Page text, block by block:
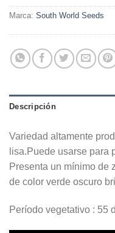
Marca: South World Seeds
Descripción
Variedad altamente
lisa.Puede usarse para
Presenta un mínimo de
de color verde oscuro
Período vegetativo : 55